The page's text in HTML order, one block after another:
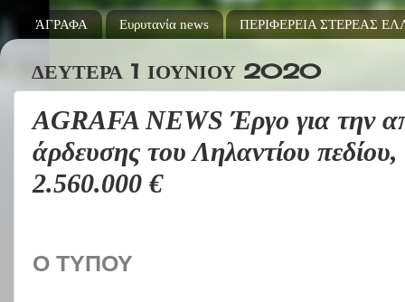
ΆΓΡΑΦΑ Ευρυτανία news ΠΕΡΙΦΕΡΕΙΑ ΣΤΕΡΕΑΣ
ΔΕΥΤΈΡΑ 1 ΙΟΥΝΊΟΥ 2020
AGRAFA NEWS Έργο για την
άρδευσης του Ληλαντίου
2.560.000 €
Ο ΤΥΠΟΥ